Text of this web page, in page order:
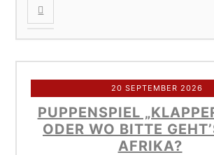
20 SEPTEMBER 2026
PUPPENSPIEL
ODER WO BITTE
AFRIKA?